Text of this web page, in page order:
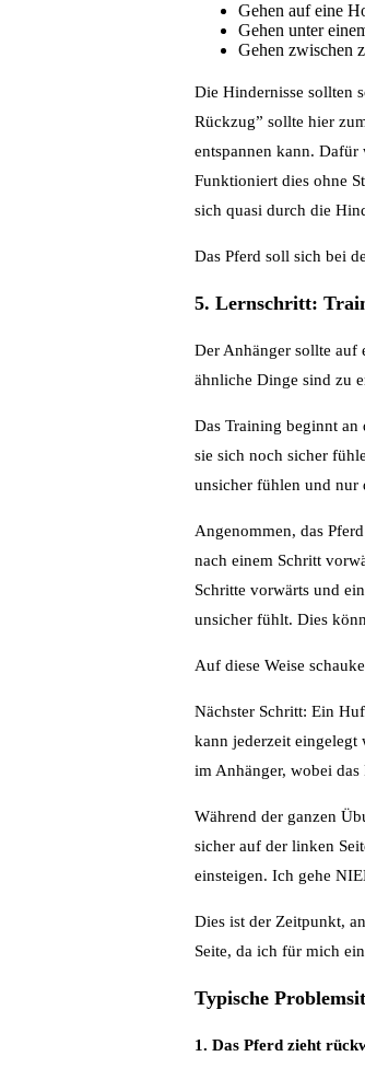
Gehen auf eine
Gehen unter
Gehen zwischen
Die Hindernisse sollten
Rückzug” sollte hier
entspannen kann.
Funktioniert dies ohne
sich quasi durch die
Das Pferd soll sich bei
5. Lernschritt:
Der Anhänger sollte auf
ähnliche Dinge sind zu
Das Training beginnt
sie sich noch sicher
unsicher fühlen und nur
Angenommen, das
nach einem Schritt
Schritte vorwärts und
unsicher fühlt. Dies
Auf diese Weise
Nächster Schritt: Ein
kann jederzeit eingelegt
im Anhänger, wobei
Während der ganzen
sicher auf der linken
einsteigen. Ich gehe
Dies ist der Zeitpunkt,
Seite, da ich für mich
Typische
1. Das Pferd zieht